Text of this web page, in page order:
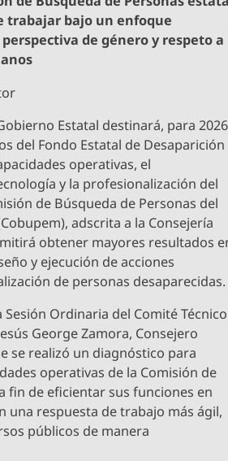
trabajar bajo un enfoque
de género y respeto a
Estatal destinará, para
del Fondo Estatal de Desaparición
operativas, el
y la profesionalización del
de Búsqueda de Personas del
adscrita a la Consejería
obtener mayores resultados
y ejecución de acciones
de personas desaparecidas.
Ordinaria del Comité Técnico
George Zamora, Consejero
se realizó un diagnóstico para
operativas de la Comisión de
fin de eficientar sus funciones en
una respuesta de trabajo más ágil,
públicos de manera